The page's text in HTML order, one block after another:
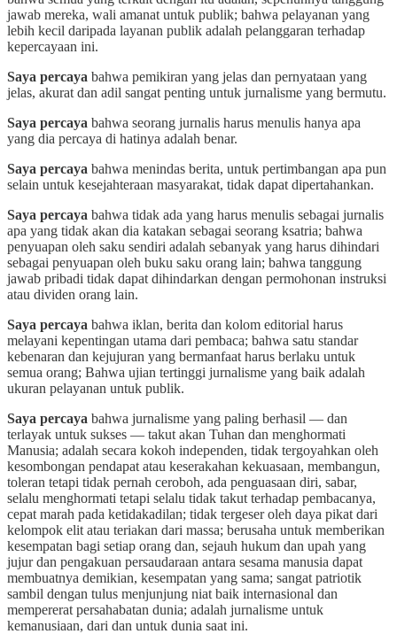
jawab mereka, wali amanat untuk publik; bahwa pelayanan yang
lebih kecil daripada layanan publik adalah pelanggaran terhadap
kepercayaan ini.
Saya percaya bahwa pemikiran yang jelas dan pernyataan yang
jelas, akurat dan adil sangat penting untuk jurnalisme yang bermutu.
Saya percaya bahwa seorang jurnalis harus menulis hanya apa
yang dia percaya di hatinya adalah benar.
Saya percaya bahwa menindas berita, untuk pertimbangan apa pun
selain untuk kesejahteraan masyarakat, tidak dapat dipertahankan.
Saya percaya bahwa tidak ada yang harus menulis sebagai jurnalis
apa yang tidak akan dia katakan sebagai seorang ksatria; bahwa
penyuapan oleh saku sendiri adalah sebanyak yang harus dihindari
sebagai penyuapan oleh buku saku orang lain; bahwa tanggung
jawab pribadi tidak dapat dihindarkan dengan permohonan instruksi
atau dividen orang lain.
Saya percaya bahwa iklan, berita dan kolom editorial harus
melayani kepentingan utama dari pembaca; bahwa satu standar
kebenaran dan kejujuran yang bermanfaat harus berlaku untuk
semua orang; Bahwa ujian tertinggi jurnalisme yang baik adalah
ukuran pelayanan untuk publik.
Saya percaya bahwa jurnalisme yang paling berhasil — dan
terlayak untuk sukses — takut akan Tuhan dan menghormati
Manusia; adalah secara kokoh independen, tidak tergoyahkan oleh
kesombongan pendapat atau keserakahan kekuasaan, membangun,
toleran tetapi tidak pernah ceroboh, ada penguasaan diri, sabar,
selalu menghormati tetapi selalu tidak takut terhadap pembacanya,
cepat marah pada ketidakadilan; tidak tergeser oleh daya pikat dari
kelompok elit atau teriakan dari massa; berusaha untuk memberikan
kesempatan bagi setiap orang dan, sejauh hukum dan upah yang
jujur dan pengakuan persaudaraan antara sesama manusia dapat
membuatnya demikian, kesempatan yang sama; sangat patriotik
sambil dengan tulus menjunjung niat baik internasional dan
mempererat persahabatan dunia; adalah jurnalisme untuk
kemanusiaan, dari dan untuk dunia saat ini.